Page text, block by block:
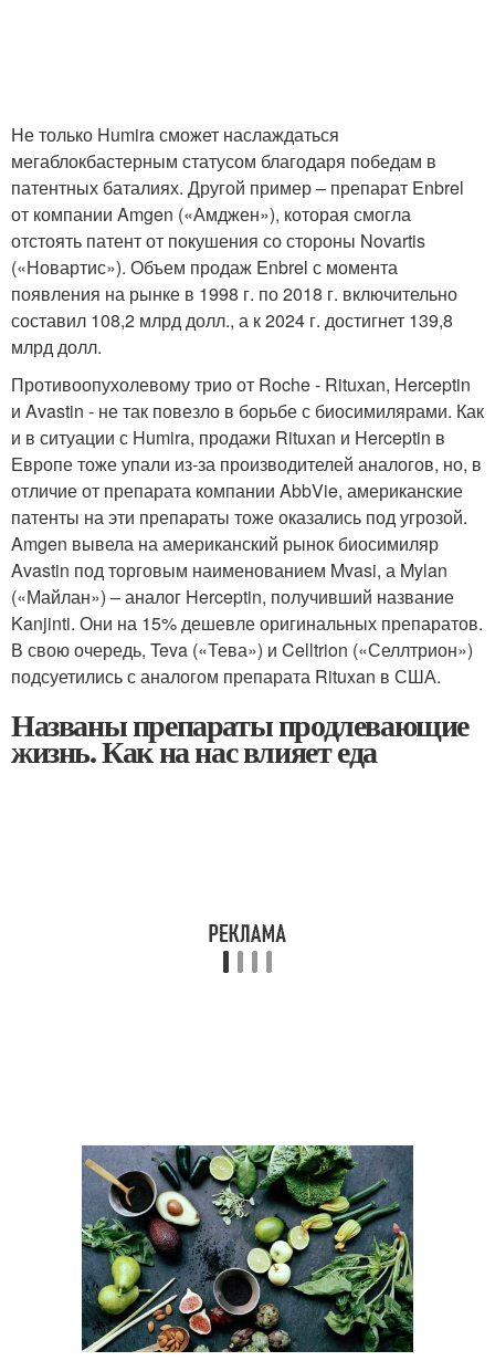
Не только Humira сможет наслаждаться
мегаблокбастерным статусом благодаря победам в
патентных баталиях. Другой пример – препарат Enbrel
от компании Amgen («Амджен»), которая смогла
отстоять патент от покушения со стороны Novartis
(«Новартис»). Объем продаж Enbrel с момента
появления на рынке в 1998 г. по 2018 г. включительно
составил 108,2 млрд долл., а к 2024 г. достигнет 139,8
млрд долл.
Противоопухолевому трио от Roche - Rituxan, Herceptin
и Avastin - не так повезло в борьбе с биосимилярами. Как
и в ситуации с Humira, продажи Rituxan и Herceptin в
Европе тоже упали из-за производителей аналогов, но, в
отличие от препарата компании AbbVie, американские
патенты на эти препараты тоже оказались под угрозой.
Amgen вывела на американский рынок биосимиляр
Avastin под торговым наименованием Mvasi, а Mylan
(«Майлан») – аналог Herceptin, получивший название
Kanjinti. Они на 15% дешевле оригинальных препаратов.
В свою очередь, Teva («Тева») и Celltrion («Селлтрион»)
подсуетились с аналогом препарата Rituxan в США.
Названы препараты продлевающие
жизнь. Как на нас влияет еда